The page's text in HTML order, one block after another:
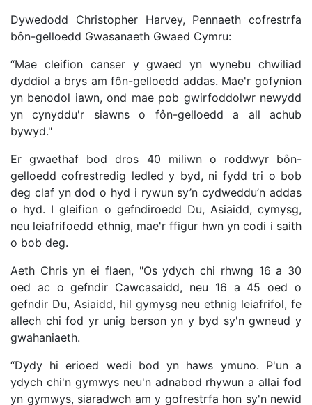
Dywedodd Christopher Harvey, Pennaeth cofrestrfa
bôn-gelloedd Gwasanaeth Gwaed Cymru:
“Mae cleifion canser y gwaed yn wynebu chwiliad
dyddiol a brys am fôn-gelloedd addas. Mae'r gofynion
yn benodol iawn, ond mae pob gwirfoddolwr newydd
yn cynyddu'r siawns o fôn-gelloedd a all achub
bywyd."
Er gwaethaf bod dros 40 miliwn o roddwyr bôn-
gelloedd cofrestredig ledled y byd, ni fydd tri o bob
deg claf yn dod o hyd i rywun sy’n cydweddu’n addas
o hyd. I gleifion o gefndiroedd Du, Asiaidd, cymysg,
neu leiafrifoedd ethnig, mae'r ffigur hwn yn codi i saith
o bob deg.
Aeth Chris yn ei flaen, "Os ydych chi rhwng 16 a 30
oed ac o gefndir Cawcasaidd, neu 16 a 45 oed o
gefndir Du, Asiaidd, hil gymysg neu ethnig leiafrifol, fe
allech chi fod yr unig berson yn y byd sy'n gwneud y
gwahaniaeth.
“Dydy hi erioed wedi bod yn haws ymuno. P'un a
ydych chi'n gymwys neu'n adnabod rhywun a allai fod
yn gymwys, siaradwch am y gofrestrfa hon sy'n newid